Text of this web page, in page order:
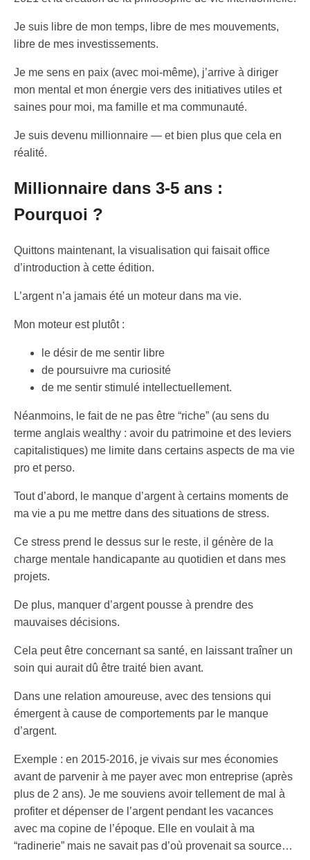
Je suis libre de mon temps, libre de mes mouvements,
libre de mes investissements.
Je me sens en paix (avec moi-même), j’arrive à diriger
mon mental et mon énergie vers des initiatives utiles et
saines pour moi, ma famille et ma communauté.
Je suis devenu millionnaire — et bien plus que cela en
réalité.
Millionnaire dans 3-5 ans :
Pourquoi ?
Quittons maintenant, la visualisation qui faisait office
d’introduction à cette édition.
L’argent n’a jamais été un moteur dans ma vie.
Mon moteur est plutôt :
le désir de me sentir libre
de poursuivre ma curiosité
de me sentir stimulé intellectuellement.
Néanmoins, le fait de ne pas être “riche” (au sens du
terme anglais wealthy : avoir du patrimoine et des leviers
capitalistiques) me limite dans certains aspects de ma vie
pro et perso.
Tout d’abord, le manque d’argent à certains moments de
ma vie a pu me mettre dans des situations de stress.
Ce stress prend le dessus sur le reste, il génère de la
charge mentale handicapante au quotidien et dans mes
projets.
De plus, manquer d’argent pousse à prendre des
mauvaises décisions.
Cela peut être concernant sa santé, en laissant traîner un
soin qui aurait dû être traité bien avant.
Dans une relation amoureuse, avec des tensions qui
émergent à cause de comportements par le manque
d’argent.
Exemple : en 2015-2016, je vivais sur mes économies
avant de parvenir à me payer avec mon entreprise (après
plus de 2 ans). Je me souviens avoir tellement de mal à
profiter et dépenser de l’argent pendant les vacances
avec ma copine de l’époque. Elle en voulait à ma
“radinerie” mais ne savait pas d’où provenait sa source…